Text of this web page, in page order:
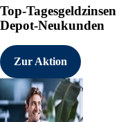
Top-Tagesgeldzinsen
Depot-Neukunden
Zur Aktion